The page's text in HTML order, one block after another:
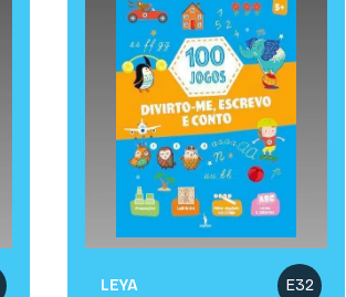
E32
LEYA